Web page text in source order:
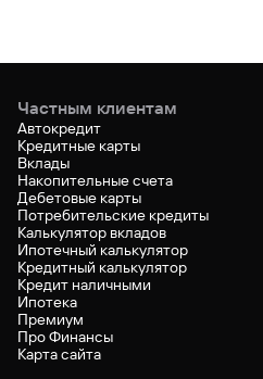
Частным клиентам
Автокредит
Кредитные карты
Вклады
Накопительные счета
Дебетовые карты
Потребительские кредиты
Калькулятор вкладов
Ипотечный калькулятор
Кредитный калькулятор
Кредит наличными
Ипотека
Премиум
Про Финансы
Карта сайта